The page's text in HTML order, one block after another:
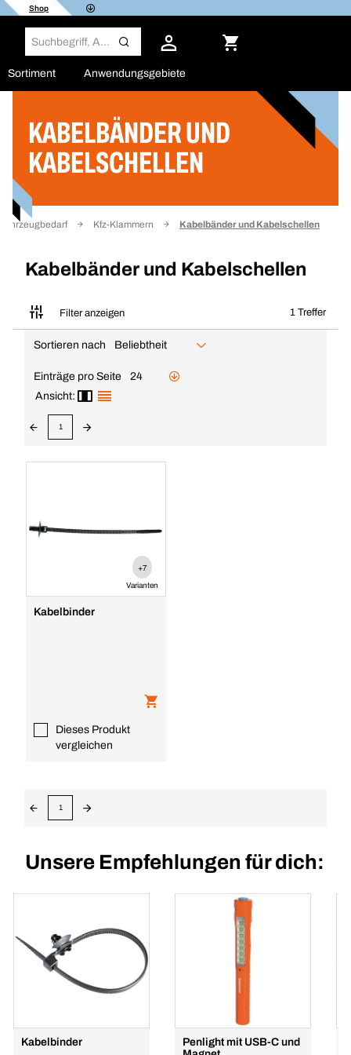
Shop
Sortiment Anwendungsgebiete
KABELBÄNDER UND
KABELSCHELLEN
Fahrzeugbedarf Kfz-Klammern Kabelbänder und Kabelschellen
Kabelbänder und Kabelschellen
Filter anzeigen 1 Treffer
Filter
Sortieren nach Beliebtheit
Einträge pro Seite
24
Ansicht:
1
+7
Varianten
Kabelbinder
Dieses Produkt
vergleichen
1
Unsere Empfehlungen für dich:
Kabelbinder
Penlight mit USB-C und